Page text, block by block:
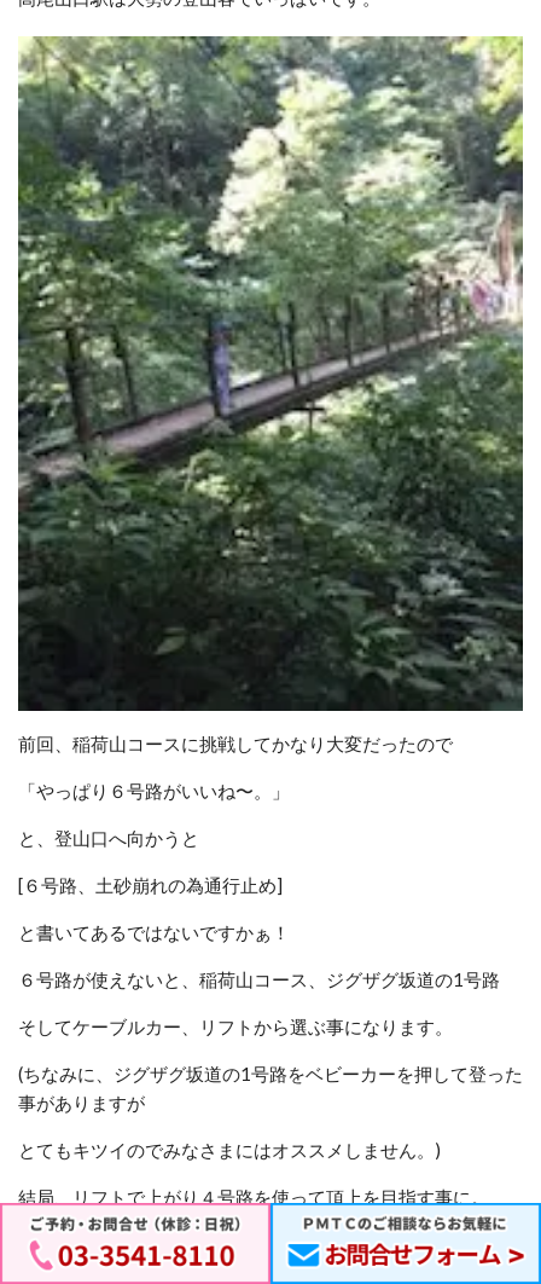
03-3541-8110
お問合せフォーム
前回、 稲荷山コースに挑戦してかなり大変だったので
「やっぱり６号路がいいね〜。」
と、登山口へ向かうと
[６号路、土砂崩れの為通行止め]
と書いてあるではないですかぁ！
６号路が使えないと、稲荷山コース、ジグザグ坂道の1号路
そしてケーブルカー、リフトから選ぶ事になります。
(ちなみに、ジグザグ坂道の1号路をベビーカーを押して登った
事がありますが
とてもキツイのでみなさまにはオススメしません。)
結局、リフトで上がり４号路を使って頂上を目指す事に。
４号路は吊り橋が有名ですね。